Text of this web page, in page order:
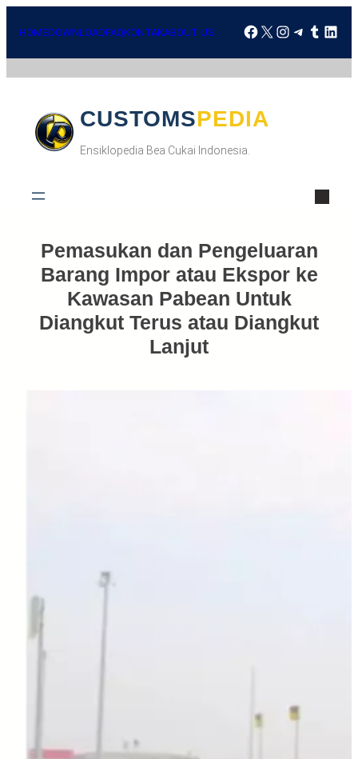
HOMEDOWNLOADFAQKONTAKABOUT US Facebook
X
CUSTOMSPEDIA
Ensiklopedia Bea Cukai Indonesia.
Pemasukan dan Pengeluaran
Barang Impor atau Ekspor ke
Kawasan Pabean Untuk
Diangkut Terus atau Diangkut
Lanjut